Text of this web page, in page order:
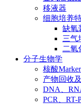
移液器
细胞培养
缺氧
三气
二氧
分子生物学
核酸Marker
产物回收
DNA、
PCR、RT-